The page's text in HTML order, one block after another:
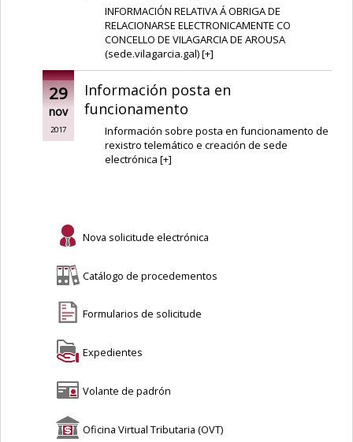
INFORMACIÓN RELATIVA Á OBRIGA DE
RELACIONARSE ELECTRONICAMENTE CO
CONCELLO DE VILAGARCIA DE AROUSA
(sede.vilagarcia.gal)[+]
29
nov
2017
Información posta en
funcionamento
Información sobre posta en funcionamento de
rexistro telemático e creación de sede
electrónica [+]
Nova solicitude electrónica
Catálogo de procedementos
Formularios de solicitude
Expedientes
Volante de padrón
Oficina Virtual Tributaria (OVT)